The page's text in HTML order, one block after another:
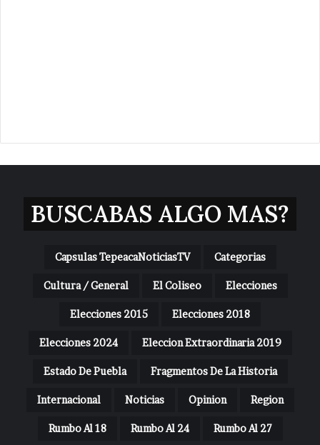
BUSCABAS ALGO MAS?
Capsulas TepeacaNoticiasTV Categorias
Cultura / General El Coliseo Elecciones
Elecciones 2015 Elecciones 2018
Elecciones 2024 Eleccion Extraordinaria 2019
Estado De Puebla Fragmentos De La Historia
Internacional Noticias Opinion Region
Rumbo Al 18 Rumbo Al 24 Rumbo Al 27